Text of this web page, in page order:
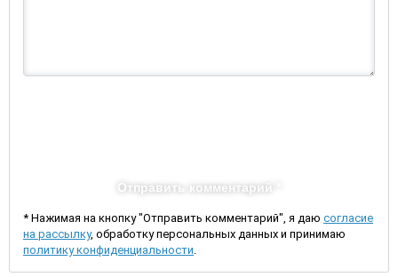
Отправить комментарий *
* Нажимая на кнопку "Отправить комментарий", я даю согласие
на рассылку, обработку персональных данных и принимаю
политику конфиденциальности.